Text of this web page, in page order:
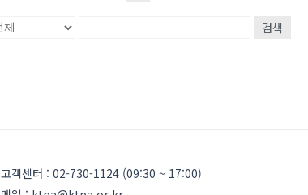
검색
고객센터 : 02-730-1124 (09:30 ~ 17:00)